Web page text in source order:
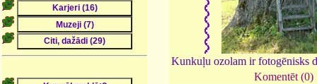
Kunkuļu ozolam ir fotogēnisks
Komentēt (0)